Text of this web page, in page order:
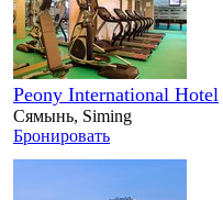
Peony International Hotel
Сямынь, Siming
Бронировать